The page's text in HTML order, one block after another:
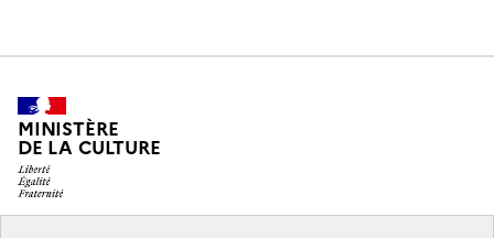
MINISTÈRE
DE LA CULTURE